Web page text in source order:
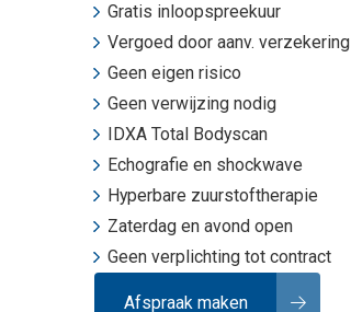
Gratis inloopspreekuur
Vergoed door aanv. verzekering
Geen eigen risico
Geen verwijzing nodig
IDXA Total Bodyscan
Echografie en shockwave
Hyperbare zuurstoftherapie
Zaterdag en avond open
Geen verplichting tot contract
Afspraak maken